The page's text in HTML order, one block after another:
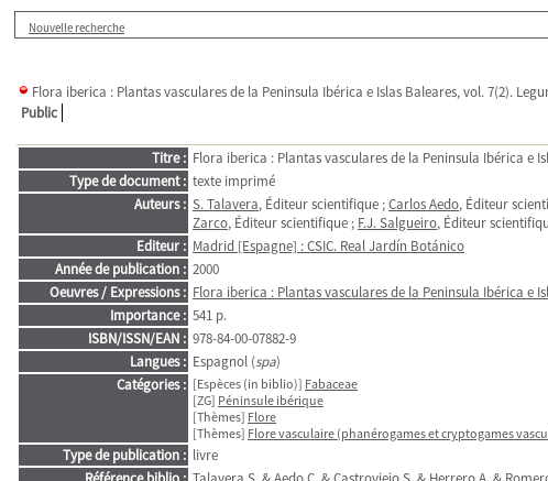
Nouvelle recherche
Flora iberica : Plantas vasculares de la Peninsula Ibérica e Islas Baleares, vol. 7(2).
Public
Titre : Flora iberica : Plantas vasculares de la Peninsula Ibérica e
Type de document : texte imprimé
Auteurs : S. Talavera, Éditeur scientifique ;Carlos Aedo, Éditeur
Zarco, Éditeur scientifique ; F.J. Salgueiro, Éditeur
Editeur : Madrid [Espagne] : CSIC. Real Jardín Botánico
Année de publication : 2000
Oeuvres / Expressions : Flora iberica : Plantas vasculares de la Peninsula Ibérica e
Importance : 541 p.
ISBN/ISSN/EAN : 978-84-00-07882-9
Langues : Espagnol (spa)
Catégories : [Espèces (in biblio)] Fabaceae
[ZG] Péninsule ibérique
[Thèmes] Flore
[Thèmes] Flore vasculaire (phanérogames et cryptogames
Type de publication : livre